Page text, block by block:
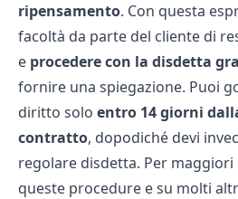
ripensamento. Con questa
facoltà da parte del cliente di
e procedere con la disdetta
fornire una spiegazione. Puoi
diritto solo entro 14 giorni
contratto, dopodiché devi
regolare disdetta. Per
queste procedure e su molti